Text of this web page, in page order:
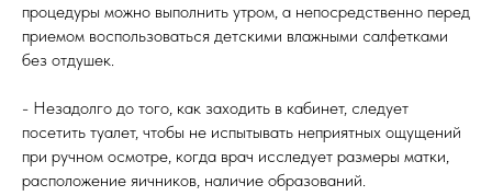
процедуры можно выполнить утром, а непосредственно перед
приемом воспользоваться детскими влажными салфетками
без отдушек.
- Незадолго до того, как заходить в кабинет, следует
посетить туалет, чтобы не испытывать неприятных ощущений
при ручном осмотре, когда врач исследует размеры матки,
расположение яичников, наличие образований.